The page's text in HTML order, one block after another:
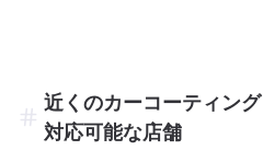
近くのカーコーティン
対応可能な店舗